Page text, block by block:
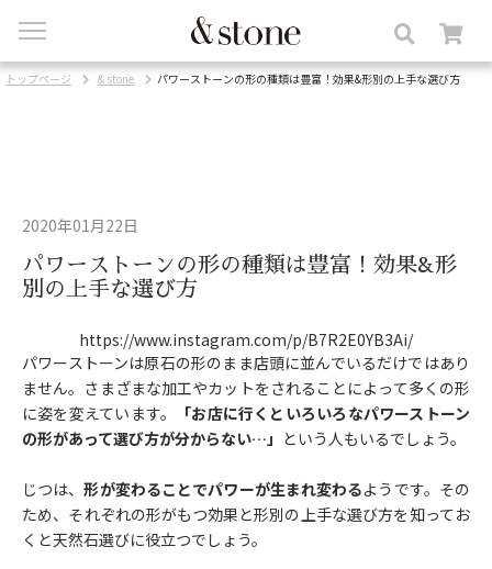
toggle
トップページ & stone パワーストーンの形の種類は豊富！効果&形別の上手な選び方
2020年01月22日
パワーストーンの形の種類は豊富！効果&形
別の上手な選び方
https://www.instagram.com/p/B7R2E0YB3Ai/
パワーストーンは原石の形のまま店頭に並んでいるだけではあり
ません。さまざまな加工やカットをされることによって多くの形
に姿を変えています。
「お店に行くといろいろなパワーストーン
の形があって選び方が分からない…」 という人もいるでしょう。
じつは、形が変わることでパワーが生まれ変わるようです。その
ため、それぞれの形がもつ効果と形別の上手な選び方を知ってお
くと天然石選びに役立つでしょう。